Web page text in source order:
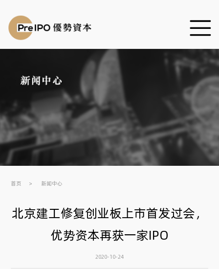
首页 新闻中心
北京建工修复创业板上市首发过会，
优势资本再获一家IPO
2020-10-24